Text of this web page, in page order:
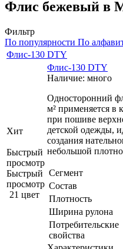
Флис бежевый в
Фильтр
По популярности По
Флис-130 DTY
Хит
Быстрый
просмотр
Быстрый
просмотр
21 цвет
Флис-130 DTY
Наличие: много
Односторонний
м² применяется в
при пошиве
детской одежды,
создания
небольшой
Сегмент
Состав
Плотность
Ширина рулона
Потребительские
свойства